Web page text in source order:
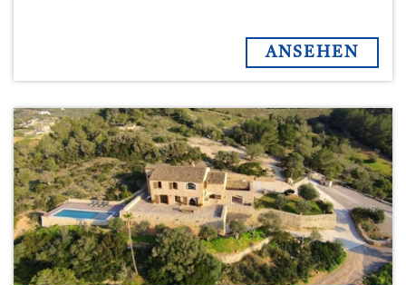
ANSEHEN